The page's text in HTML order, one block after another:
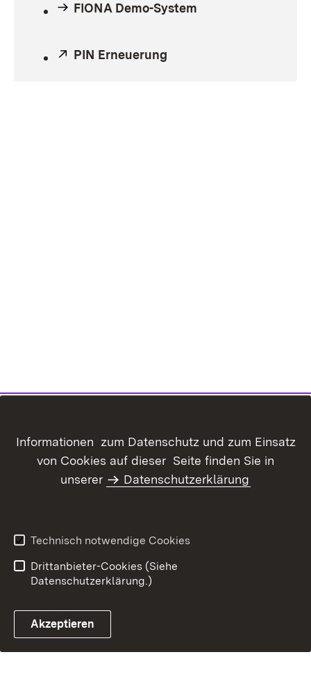
FIONA Demo-System
Extern:
PIN Erneuerung
Barrierefreiheit
Benutzungshinweise
Impressum
Informationen zum Datenschutz und zum Einsatz
von Cookies auf dieser Seite finden Sie in
unserer
Datenschutzerklärung
Technisch notwendige Cookies
Drittanbieter-Cookies (Siehe
Datenschutzerklärung.)
Akzeptieren